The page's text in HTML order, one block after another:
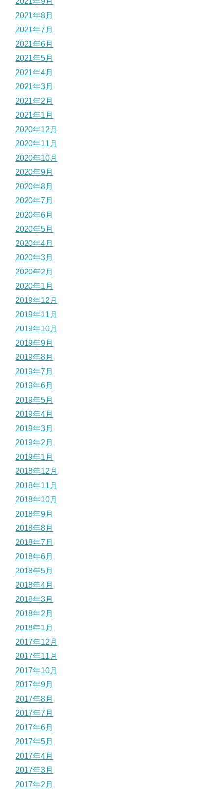
2021年8月
2021年7月
2021年6月
2021年5月
2021年4月
2021年3月
2021年2月
2021年1月
2020年12月
2020年11月
2020年10月
2020年9月
2020年8月
2020年7月
2020年6月
2020年5月
2020年4月
2020年3月
2020年2月
2020年1月
2019年12月
2019年11月
2019年10月
2019年9月
2019年8月
2019年7月
2019年6月
2019年5月
2019年4月
2019年3月
2019年2月
2019年1月
2018年12月
2018年11月
2018年10月
2018年9月
2018年8月
2018年7月
2018年6月
2018年5月
2018年4月
2018年3月
2018年2月
2018年1月
2017年12月
2017年11月
2017年10月
2017年9月
2017年8月
2017年7月
2017年6月
2017年5月
2017年4月
2017年3月
2017年2月